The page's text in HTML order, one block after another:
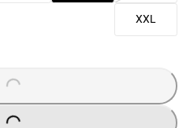
XXL
L
.
L
.